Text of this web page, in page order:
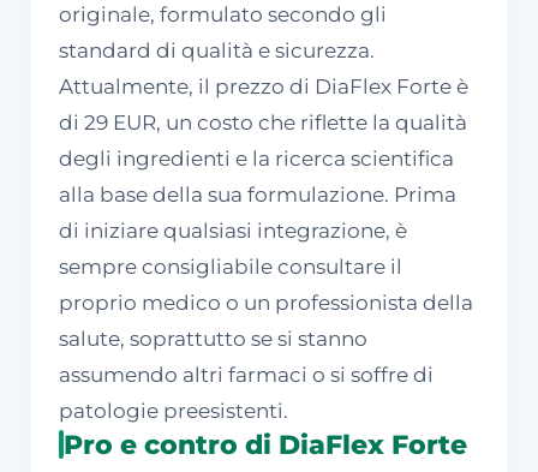
originale, formulato secondo gli
standard di qualità e sicurezza.
Attualmente, il prezzo di DiaFlex Forte è
di 29 EUR, un costo che riflette la qualità
degli ingredienti e la ricerca scientifica
alla base della sua formulazione. Prima
di iniziare qualsiasi integrazione, è
sempre consigliabile consultare il
proprio medico o un professionista della
salute, soprattutto se si stanno
assumendo altri farmaci o si soffre di
patologie preesistenti.
Pro e contro di DiaFlex Forte